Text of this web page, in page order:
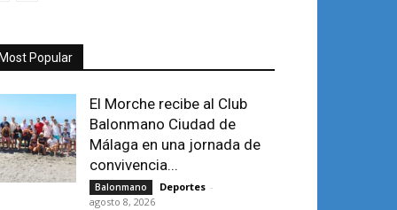
Popular
El Morche recibe al Club
Balonmano Ciudad de
Málaga en una jornada de
convivencia...
Balonmano Deportes -
agosto 8, 2026